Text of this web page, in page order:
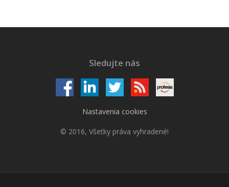
Sledujte nás
Nastavenia cookies
© 2016, Všetky práva vyhradené!